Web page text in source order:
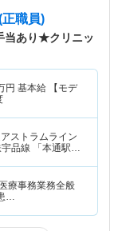
職員)
当あり★クリニッ
円 基本給 【モデ
ストラムライン
品線 「本通駅」
療事務業務全般
…